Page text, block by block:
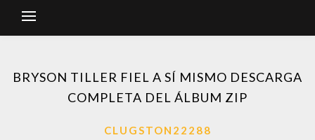
BRYSON TILLER FIEL A SÍ MISMO DESCARGA
COMPLETA DEL ÁLBUM ZIP
CLUGSTON22288